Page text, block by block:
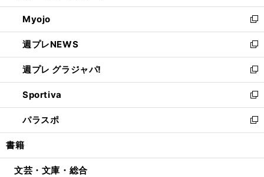
開
く
ウ
で
開
く
ン
ド
ウ
で
開
く
ウ
ィ
ン
ド
ウ
で
開
く
Myojo
新
し
い
ウ
ィ
ン
ド
ウ
で
開
週プレNEWS
新
し
い
ウ
ィ
ン
ド
ウ
開
週プレ グラジャパ!
新
し
い
ウ
ィ
ン
ウ
Sportiva
新
し
い
ウ
ン
パラスポ
新
し
ウ
書籍
文芸・文庫・総合